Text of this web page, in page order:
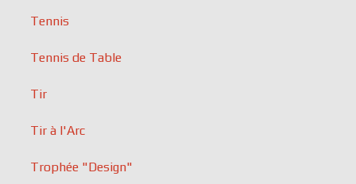
Tennis
Tennis de Table
Tir
Tir à l'Arc
Trophée "Design"